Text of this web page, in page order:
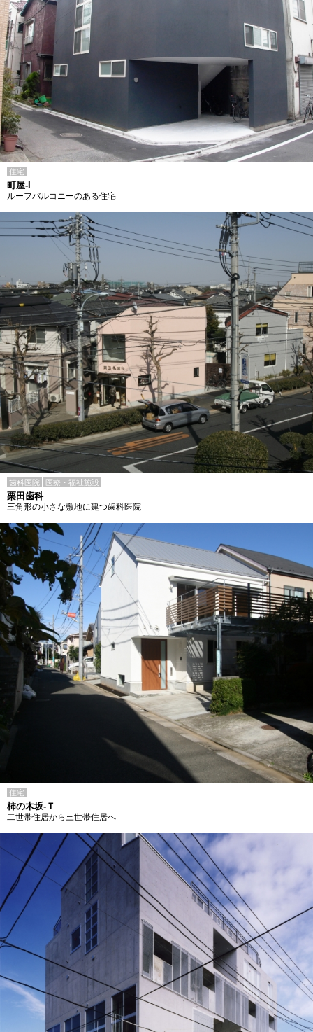
住宅
町屋-I
ルーフバルコニーのある住宅
歯科医院 医療・福祉施設
栗田歯科
三角形の小さな敷地に建つ歯科医院
住宅
柿の木坂-Ｔ
二世帯住居から三世帯住居へ